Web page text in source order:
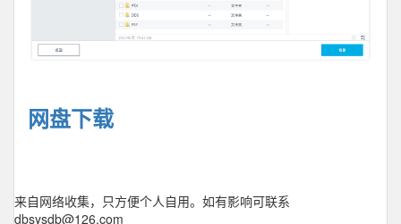
网盘下载
来自网络收集，只方便个人自用。如有影响可联系
dbsysdb@126.com